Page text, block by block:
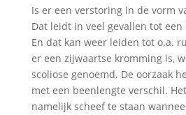
Is er een verstoring in de vorm
Dat leidt in veel gevallen tot
En dat kan weer leiden tot o.a.
er een zijwaartse kromming is,
scoliose genoemd. De oorzaak
met een beenlengte verschil.
namelijk scheef te staan